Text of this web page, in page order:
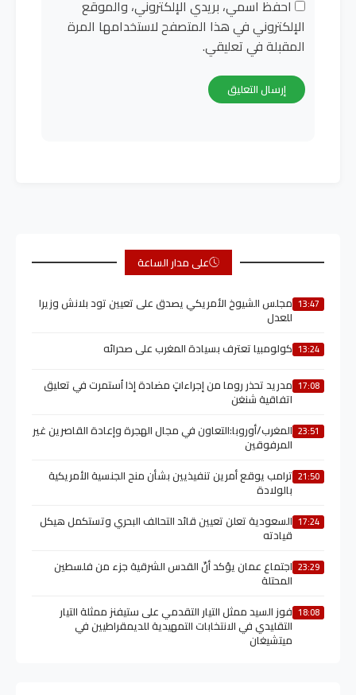
احفظ اسمي، بريدي الإلكتروني، والموقع
الإلكتروني في هذا المتصفح لاستخدامها المرة
المقبلة في تعليقي.
على مدار الساعة
13:47 مجلس الشيوخ الأمريكي يصدق على تعيين تود بلانش وزيرا
للعدل
13:24 كولومبيا تعترف بسيادة المغرب على صحرائه
17:08 مدريد تحذر روما من إجراءاتٍ مضادة إذا اُستمرت في تعليق
اتفاقية شنغن
23:51 المغرب/أوروبا:التعاون في مجال الهجرة وإعادة القاصرين غير
المرفوقين
21:50 ترامب يوقع أمرين تنفيذيين بشأن منح الجنسية الأمريكية
بالولادة
17:24 السعودية تعلن تعيين قائد التحالف البحري وتستكمل هيكل
قيادته
23:29 اجتماع عمان يؤكد أنّ القدس الشرقية جزء من فلسطين
المحتلة
18:08 فوز السيد ممثل التيار التقدمي على ستيفنز ممثلة التيار
التقليدي في الانتخابات التمهيدية للديمقراطيين في
ميتشيغان